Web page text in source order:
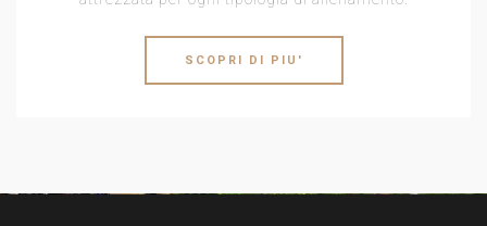
SCOPRI DI PIU'